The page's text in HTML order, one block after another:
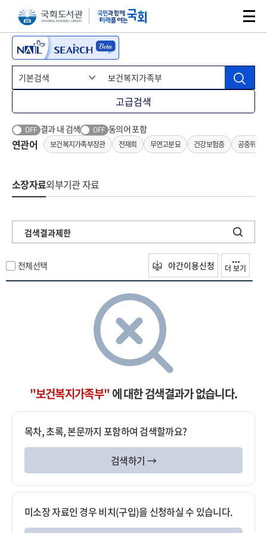
본문 바로가기주메뉴 바로가기
고급검색
OFF 결과 내 검색 OFF 동의어 포함
연관어 보건복지가족부장관 전재희 무연고분묘 건강보험증 공중위생
소장자료외부기관 자료
검색결과제한
전체선택 야간이용신청 더 보기
"보건복지가족부"에 대한 검색결과가 없습니다.
목차, 초록, 본문까지 포함하여 검색할까요?
검색하기 →
미소장 자료인 경우 비치(구입)을 신청하실 수 있습니다.